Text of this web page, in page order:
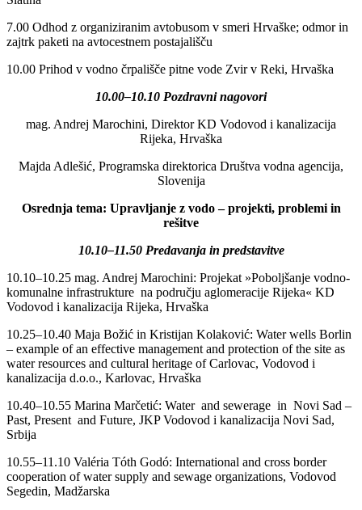
7.00 Odhod z organiziranim avtobusom v smeri Hrvaške; odmor in
zajtrk paketi na avtocestnem postajališču
10.00 Prihod v vodno črpališče pitne vode Zvir v Reki, Hrvaška
10.00–10.10 Pozdravni nagovori
mag. Andrej Marochini, Direktor KD Vodovod i kanalizacija
Rijeka, Hrvaška
Majda Adlešić, Programska direktorica Društva vodna agencija,
Slovenija
Osrednja tema: Upravljanje z vodo – projekti, problemi in
rešitve
10.10–11.50 Predavanja in predstavitve
10.10–10.25 mag. Andrej Marochini: Projekat »Poboljšanje vodno-
komunalne infrastrukture na području aglomeracije Rijeka« KD
Vodovod i kanalizacija Rijeka, Hrvaška
10.25–10.40 Maja Božić in Kristijan Kolaković: Water wells Borlin
– example of an effective management and protection of the site as
water resources and cultural heritage of Carlovac, Vodovod i
kanalizacija d.o.o., Karlovac, Hrvaška
10.40–10.55 Marina Marčetić: Water and sewerage in Novi Sad –
Past, Present and Future, JKP Vodovod i kanalizacija Novi Sad,
Srbija
10.55–11.10 Valéria Tóth Godó: International and cross border
cooperation of water supply and sewage organizations, Vodovod
Segedin, Madžarska